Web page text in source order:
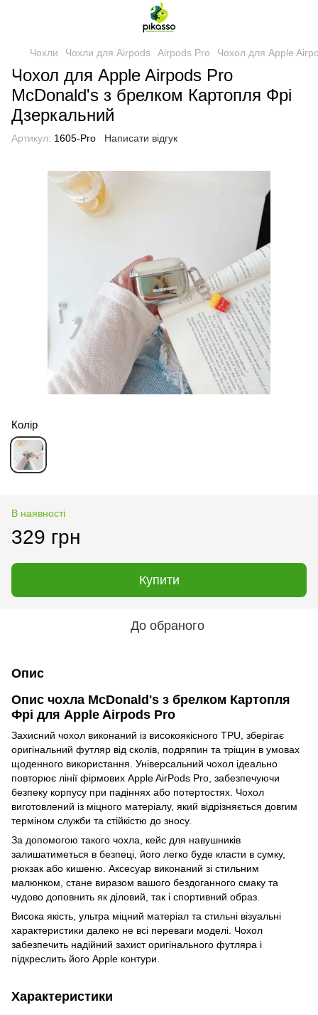
Чохли Чохли для Airpods Airpods Pro Чохол для Apple
Чохол для Apple Airpods Pro
McDonald's з брелком Картопля Фрі
Дзеркальний
Артикул: 1605-Pro Написати відгук
Колір
В наявності
329 грн
Купити
До обраного
Опис
Опис чохла McDonald's з брелком Картопля
Фрі для Apple Airpods Pro
Захисний чохол виконаний із високоякісного TPU, зберігає
оригінальний футляр від сколів, подряпин та тріщин в умовах
щоденного використання. Універсальний чохол ідеально
повторює лінії фірмових Apple AirPods Pro, забезпечуючи
безпеку корпусу при падіннях або потертостях. Чохол
виготовлений із міцного матеріалу, який відрізняється довгим
терміном служби та стійкістю до зносу.
За допомогою такого чохла, кейс для навушників
залишатиметься в безпеці, його легко буде класти в сумку,
рюкзак або кишеню. Аксесуар виконаний зі стильним
малюнком, стане виразом вашого бездоганного смаку та
чудово доповнить як діловий, так і спортивний образ.
Висока якість, ультра міцний матеріал та стильні візуальні
характеристики далеко не всі переваги моделі. Чохол
забезпечить надійний захист оригінального футляра і
підкреслить його Apple контури.
Характеристики